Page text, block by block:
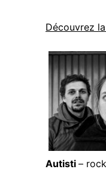
Découvrez
Autisti –